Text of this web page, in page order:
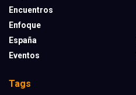
Encuentros
Enfoque
España
Eventos
Tags